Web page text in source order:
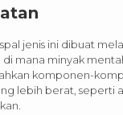
jenis ini dibuat
di mana minyak
komponen-
lebih berat, seperti